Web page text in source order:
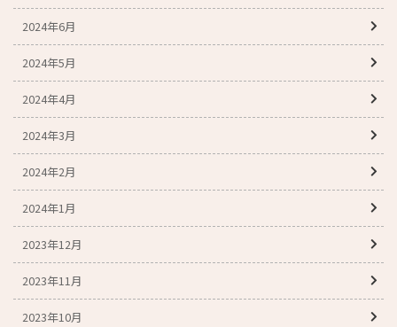
2024年6月
2024年5月
2024年4月
2024年3月
2024年2月
2024年1月
2023年12月
2023年11月
2023年10月